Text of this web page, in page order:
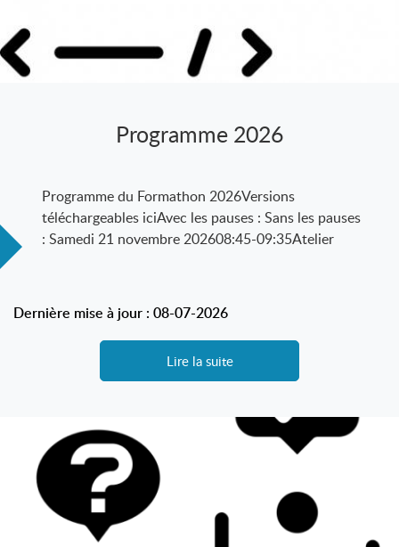
Programme 2026
Programme du Formathon 2026Versions
téléchargeables iciAvec les pauses : Sans les pauses
: Samedi 21 novembre 202608:45-09:35Atelier
Dernière mise à jour : 08-07-2026
Lire la suite